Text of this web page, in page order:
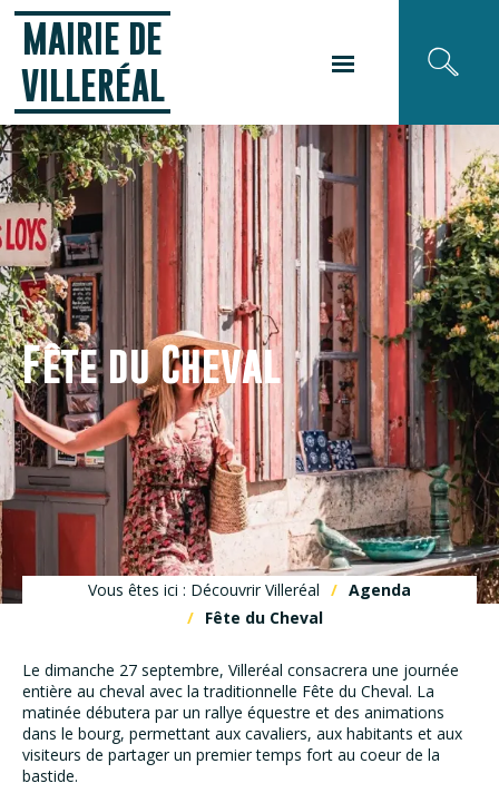
MAIRIE DE
VILLERÉAL
Fête du Cheval
Vous êtes ici : Découvrir Villeréal
Agenda
Fête du Cheval
Le dimanche 27 septembre, Villeréal consacrera une journée
entière au cheval avec la traditionnelle Fête du Cheval. La
matinée débutera par un rallye équestre et des animations
dans le bourg, permettant aux cavaliers, aux habitants et aux
visiteurs de partager un premier temps fort au coeur de la
bastide.
Panneau de gestion des cookies